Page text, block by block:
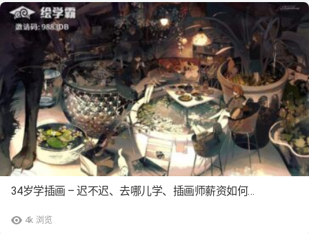
4k 浏览
34岁学插画 – 迟不迟、去哪儿学、插画师薪资如何…